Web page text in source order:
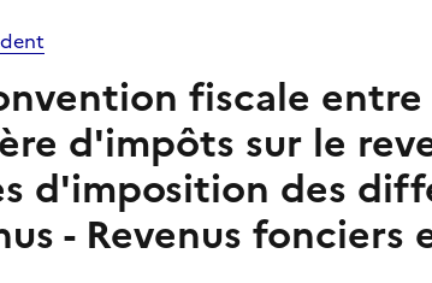
fiscale entre
d'impôts sur le
d'imposition des
- Revenus